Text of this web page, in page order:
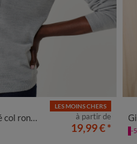
50 52 54 56
doux
LES MOINS CHERS
à partir de
19,99 €* -